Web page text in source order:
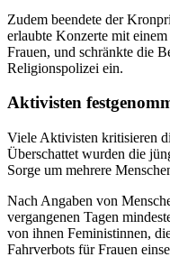
Zudem beendete der
erlaubte Konzerte mit
Frauen, und schränkte die
Religionspolizei ein.
Aktivisten
Viele Aktivisten kritisieren
Überschattet wurden die
Sorge um mehrere
Nach Angaben von
vergangenen Tagen
von ihnen Feministinnen,
Fahrverbots für Frauen